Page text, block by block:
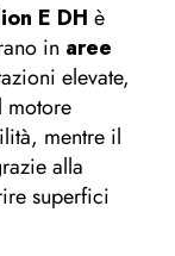
E DH è
in aree
elevate,
motore
mentre il
alla
superfici